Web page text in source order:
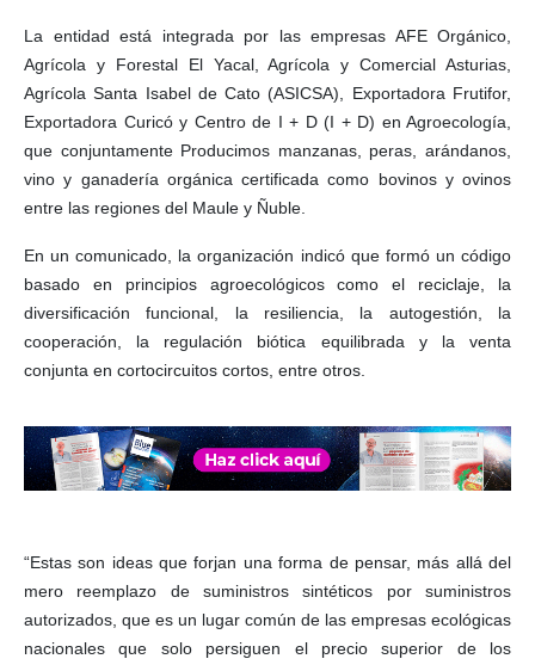
La entidad está integrada por las empresas AFE Orgánico,
Agrícola y Forestal El Yacal, Agrícola y Comercial Asturias,
Agrícola Santa Isabel de Cato (ASICSA), Exportadora Frutifor,
Exportadora Curicó y Centro de I + D (I + D) en Agroecología,
que conjuntamente Producimos manzanas, peras, arándanos,
vino y ganadería orgánica certificada como bovinos y ovinos
entre las regiones del Maule y Ñuble.
En un comunicado, la organización indicó que formó un código
basado en principios agroecológicos como el reciclaje, la
diversificación funcional, la resiliencia, la autogestión, la
cooperación, la regulación biótica equilibrada y la venta
conjunta en cortocircuitos cortos, entre otros.
“Estas son ideas que forjan una forma de pensar, más allá del
mero reemplazo de suministros sintéticos por suministros
autorizados, que es un lugar común de las empresas ecológicas
nacionales que solo persiguen el precio superior de los